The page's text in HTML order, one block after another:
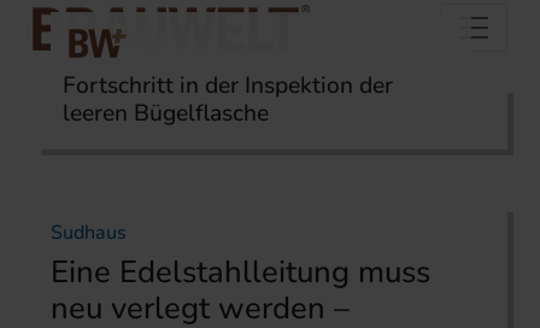
Startseite Themen Abfüllung
Fortschritt in der Inspektion der
leeren Bügelflasche
Sudhaus
Eine Edelstahlleitung muss
neu verlegt werden –